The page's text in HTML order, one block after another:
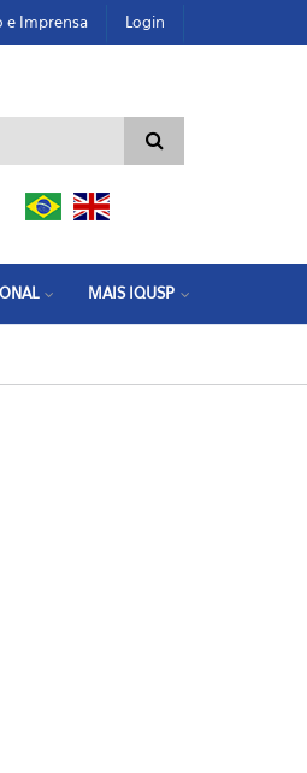
e Imprensa Login
MAIS IQUSP